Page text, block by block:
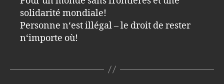
solidarité mondiale!
Personne n‘est illégal – le droit de rester
n‘importe où!